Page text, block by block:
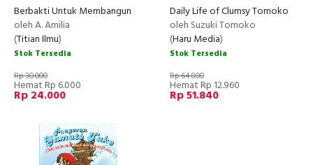
Berbakti Untuk Membangun
oleh A. Amilia
(Titian Ilmu)
Stok Tersedia
Rp 30.000
Hemat Rp 6.000
Rp 24.000
Daily Life of Clumsy Tomoko
oleh Suzuki Tomoko
(Haru Media)
Stok Tersedia
Rp 64.800
Hemat Rp 12.960
Rp 51.840